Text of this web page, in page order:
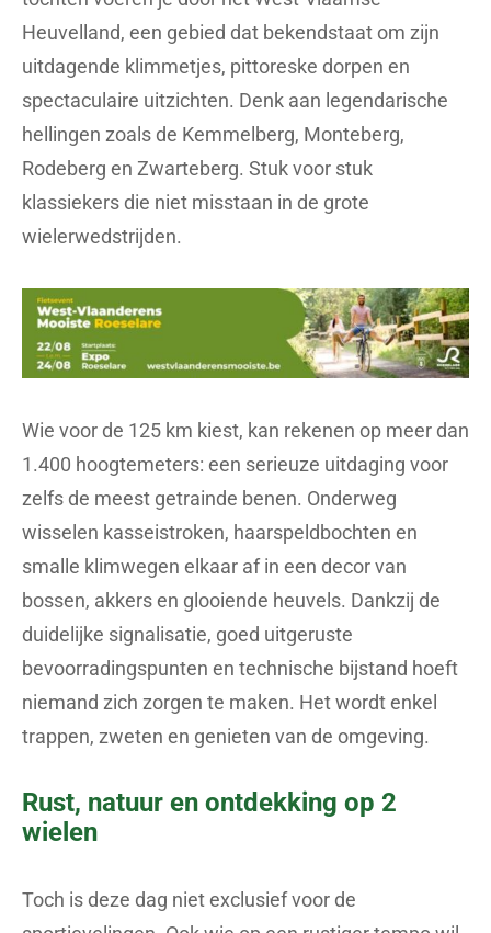
Heuvelland, een gebied dat bekendstaat om zijn
uitdagende klimmetjes, pittoreske dorpen en
spectaculaire uitzichten. Denk aan legendarische
hellingen zoals de Kemmelberg, Monteberg,
Rodeberg en Zwarteberg. Stuk voor stuk
klassiekers die niet misstaan in de grote
wielerwedstrijden.
Wie voor de 125 km kiest, kan rekenen op meer dan
1.400 hoogtemeters: een serieuze uitdaging voor
zelfs de meest getrainde benen. Onderweg
wisselen kasseistroken, haarspeldbochten en
smalle klimwegen elkaar af in een decor van
bossen, akkers en glooiende heuvels. Dankzij de
duidelijke signalisatie, goed uitgeruste
bevoorradingspunten en technische bijstand hoeft
niemand zich zorgen te maken. Het wordt enkel
trappen, zweten en genieten van de omgeving.
Rust, natuur en ontdekking op 2
wielen
Toch is deze dag niet exclusief voor de